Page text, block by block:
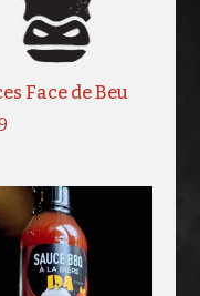
Face de Beu